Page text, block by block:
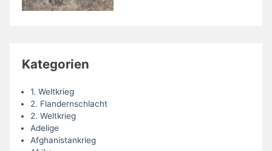
Kategorien
1. Weltkrieg
2. Flandernschlacht
2. Weltkrieg
Adelige
Afghanistankrieg